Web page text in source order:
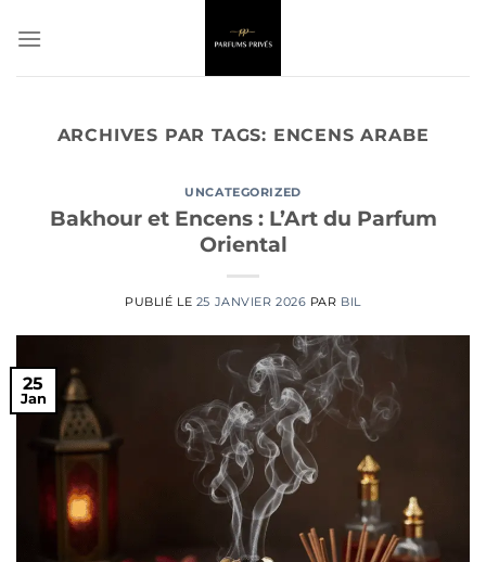
au
ARCHIVES PAR TAGS: ENCENS ARABE
UNCATEGORIZED
Bakhour et Encens : L’Art du Parfum
Oriental
PUBLIÉ LE 25 JANVIER 2026 PAR BIL
25
Jan